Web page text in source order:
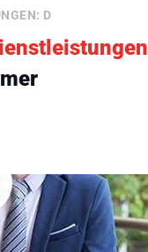
D